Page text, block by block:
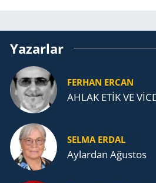
Yazarlar
FERHAN ERCAN
AHLAK ETİK VE
SELMA ERDAL
Aylardan Ağustos